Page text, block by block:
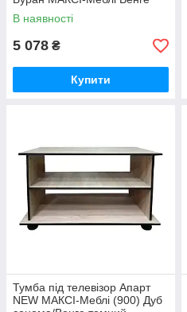
магія/Дуб молочний (11024)
В наявності
5 078 ₴
Купити
Тумба під телевізор Апарт
NEW МАКСІ-Меблі (900) Дуб